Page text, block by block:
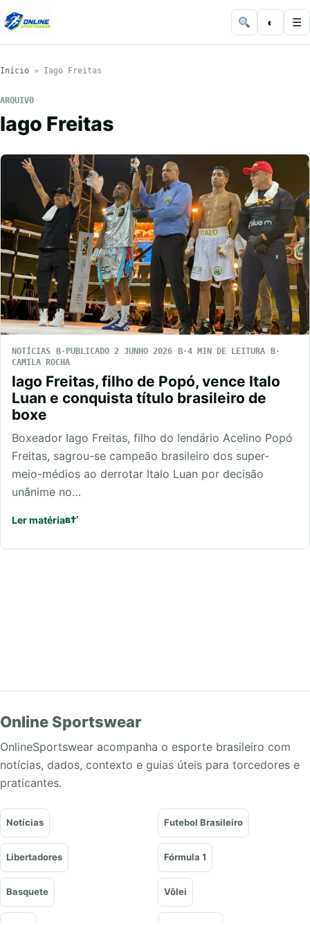
◐ ☰
Início » Iago Freitas
ARQUIVO
Iago Freitas
NOTÍCIAS PUBLICADO 2 JUNHO 2026
4 MIN DE LEITURA
CAMILA ROCHA
Iago Freitas, filho de Popó, vence Italo
Luan e conquista título brasileiro de
boxe
Boxeador Iago Freitas, filho do lendário Acelino Popó
Freitas, sagrou-se campeão brasileiro dos super-
meio-médios ao derrotar Italo Luan por decisão
unânime no…
Ler matéria
Online Sportswear
OnlineSportswear acompanha o esporte brasileiro com
notícias, dados, contexto e guias úteis para torcedores e
praticantes.
Notícias Futebol Brasileiro
Libertadores Fórmula 1
Basquete Vôlei